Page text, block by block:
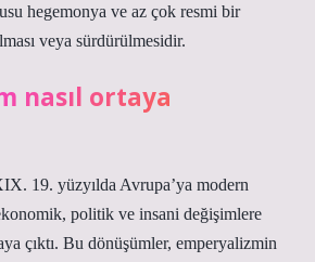
hegemonya ve az çok resmi bir
veya sürdürülmesidir.
nasıl ortaya
19. yüzyılda Avrupa’ya modern
politik ve insani değişimlere
çıktı. Bu dönüşümler, emperyalizmin